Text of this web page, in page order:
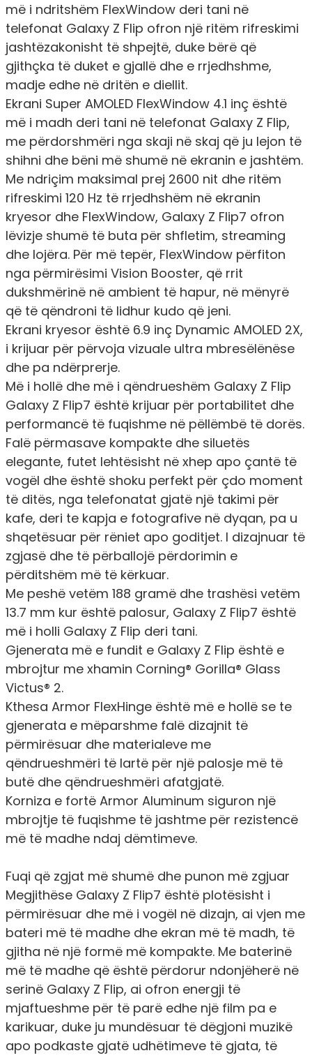
më i ndritshëm FlexWindow deri tani në
telefonat Galaxy Z Flip ofron një ritëm rifreskimi
jashtëzakonisht të shpejtë, duke bërë që
gjithçka të duket e gjallë dhe e rrjedhshme,
madje edhe në dritën e diellit.
Ekrani Super AMOLED FlexWindow 4.1 inç është
më i madh deri tani në telefonat Galaxy Z Flip,
me përdorshmëri nga skaji në skaj që ju lejon të
shihni dhe bëni më shumë në ekranin e jashtëm.
Me ndriçim maksimal prej 2600 nit dhe ritëm
rifreskimi 120 Hz të rrjedhshëm në ekranin
kryesor dhe FlexWindow, Galaxy Z Flip7 ofron
lëvizje shumë të buta për shfletim, streaming
dhe lojëra. Për më tepër, FlexWindow përfiton
nga përmirësimi Vision Booster, që rrit
dukshmërinë në ambient të hapur, në mënyrë
që të qëndroni të lidhur kudo që jeni.
Ekrani kryesor është 6.9 inç Dynamic AMOLED 2X,
i krijuar për përvoja vizuale ultra mbresëlënëse
dhe pa ndërprerje.
Më i hollë dhe më i qëndrueshëm Galaxy Z Flip
Galaxy Z Flip7 është krijuar për portabilitet dhe
performancë të fuqishme në pëllëmbë të dorës.
Falë përmasave kompakte dhe siluetës
elegante, futet lehtësisht në xhep apo çantë të
vogël dhe është shoku perfekt për çdo moment
të ditës, nga telefonatat gjatë një takimi për
kafe, deri te kapja e fotografive në dyqan, pa u
shqetësuar për rëniet apo goditjet. I dizajnuar të
zgjasë dhe të përballojë përdorimin e
përditshëm më të kërkuar.
Me peshë vetëm 188 gramë dhe trashësi vetëm
13.7 mm kur është palosur, Galaxy Z Flip7 është
më i holli Galaxy Z Flip deri tani.
Gjenerata më e fundit e Galaxy Z Flip është e
mbrojtur me xhamin Corning® Gorilla® Glass
Victus® 2.
Kthesa Armor FlexHinge është më e hollë se te
gjenerata e mëparshme falë dizajnit të
përmirësuar dhe materialeve me
qëndrueshmëri të lartë për një palosje më të
butë dhe qëndrueshmëri afatgjatë.
Korniza e fortë Armor Aluminum siguron një
mbrojtje të fuqishme të jashtme për rezistencë
më të madhe ndaj dëmtimeve.
Fuqi që zgjat më shumë dhe punon më zgjuar
Megjithëse Galaxy Z Flip7 është plotësisht i
përmirësuar dhe më i vogël në dizajn, ai vjen me
bateri më të madhe dhe ekran më të madh, të
gjitha në një formë më kompakte. Me baterinë
më të madhe që është përdorur ndonjëherë në
serinë Galaxy Z Flip, ai ofron energji të
mjaftueshme për të parë edhe një film pa e
karikuar, duke ju mundësuar të dëgjoni muzikë
apo podkaste gjatë udhëtimeve të gjata, të